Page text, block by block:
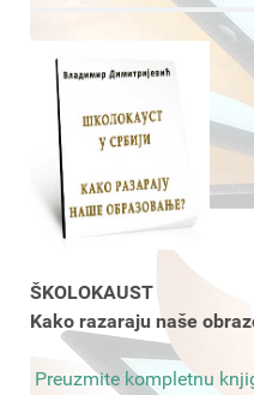
ŠKOLOKAUST
Kako razaraju naše
Preuzmite kompletnu